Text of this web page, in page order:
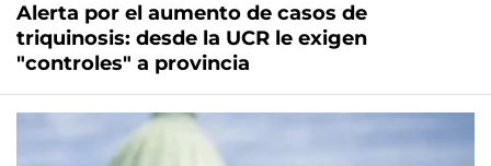
Alerta por el aumento de casos de
triquinosis: desde la UCR le exigen
"controles" a provincia